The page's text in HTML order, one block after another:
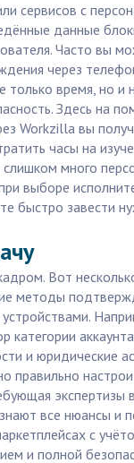
сервисов с
данные
Часто вы
через
время, но и
Здесь на
Workzilla вы
часы на
много
выборе
быстро завести
Вот
методы
и юридические
правильно
экспертизы
все нюансы
с
и полной